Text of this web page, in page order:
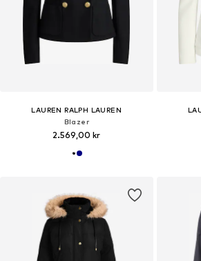
LAUREN RALPH LAUREN
Blazer
2.569,00 kr